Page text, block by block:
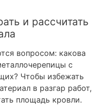
и рассчитать
вопросом: какова
с
Чтобы избежать
в разгар работ,
площадь кровли.